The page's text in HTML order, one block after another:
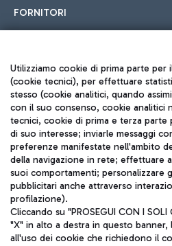
FORNITORI
Seguici sui social
TRAVEL
ITA
Utilizziamo cookie di prima parte
(cookie tecnici), per effettuare
stesso (cookie analitici, quando
con il suo consenso, cookie analitici
tecnici, cookie di prima e terza
di suo interesse; inviarle messaggi
preferenze manifestate nell'ambito
della navigazione in rete; effettuare
suoi comportamenti; personalizzare
pubblicitari anche attraverso
profilazione).
Cliccando su "PROSEGUI CON I SOLI
"X" in alto a destra in questo
all'uso dei cookie che richiedono il